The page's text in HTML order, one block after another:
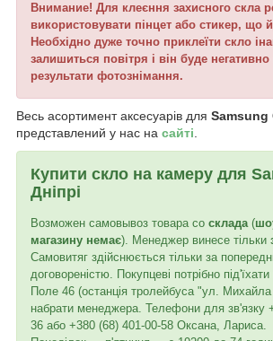
Внимание! Для клеєння захисного скла
використовувати пінцет або стикер, що
Необхідно дуже точно приклеїти скло
залишиться повітря і він буде
результати фотознімання.
Весь асортимент аксесуарів для Samsung
представлений у нас на сайті.
Купити скло на камеру для
Дніпрі
Возможен самовывоз товара со склада(
магазину немає). Менеджер винесе тільки
Самовитяг здійснюється тільки за
договореністю. Покупцеві потрібно
Поле 46 (останція тролейбуса "ул. Михайла
набрати менеджера. Телефони для зв'язку
36 або +380 (68) 401-00-58 Оксана, Лариса.